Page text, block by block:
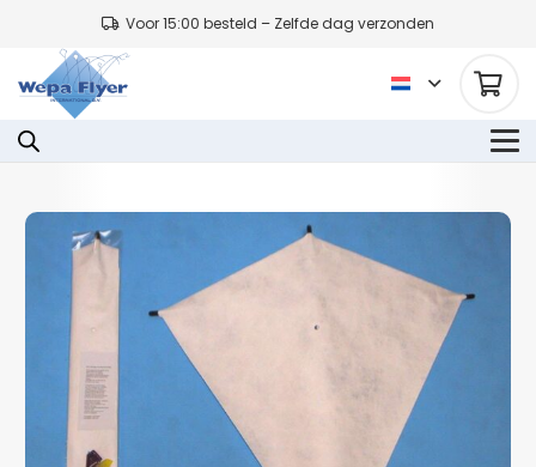
Voor 15:00 besteld – Zelfde dag verzonden